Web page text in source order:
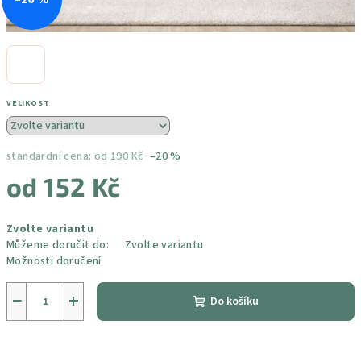
VELIKOST
standardní cena: od 190 Kč –20 %
od152 Kč
cena:
Zvolte variantu
Můžeme doručit do:
Zvolte variantu
Možnosti doručení
+
− Do košíku